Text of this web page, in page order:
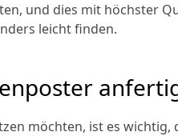
und dies mit höchster
leicht finden.
möchten, ist es wichtig,